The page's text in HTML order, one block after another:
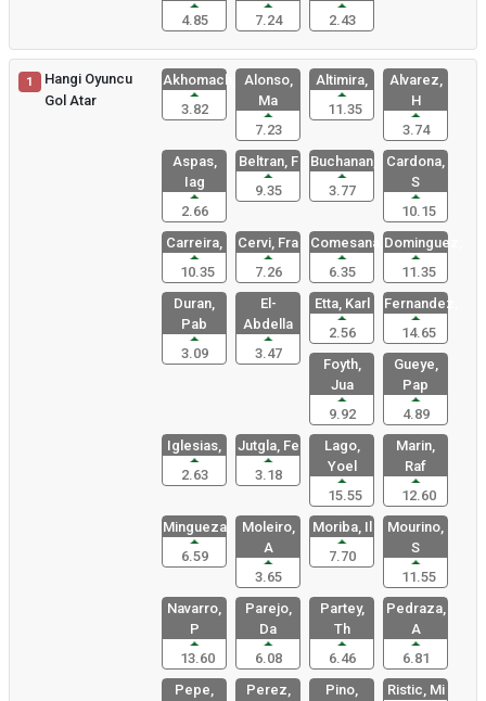
4.85
7.24
2.43
1
Hangi Oyuncu
Gol Atar
Akhomach,
3.82
Alonso,
Ma
7.23
Altimira,
11.35
Alvarez,
H
3.74
Aspas,
Iag
2.66
Beltran, F
9.35
Buchanan,
3.77
Cardona,
S
10.15
Carreira,
10.35
Cervi, Fra
7.26
Comesana,
6.35
Dominguez,
11.35
Duran,
Pab
3.09
El-
Abdella
3.47
Etta, Karl
2.56
Fernandez,
14.65
Foyth,
Jua
9.92
Gueye,
Pap
4.89
Iglesias,
2.63
Jutgla, Fe
3.18
Lago,
Yoel
15.55
Marin,
Raf
12.60
Mingueza,
6.59
Moleiro,
A
3.65
Moriba, Il
7.70
Mourino,
S
11.55
Navarro,
P
13.60
Parejo,
Da
6.08
Partey,
Th
6.46
Pedraza,
A
6.81
Pepe,
Perez,
Pino,
Ristic, Mi